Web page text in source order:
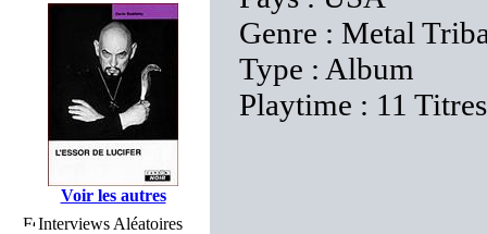
Voir les autres
Interviews Aléatoires
Genre : Metal
Type : Album
Playtime : 11